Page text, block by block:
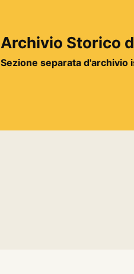
Archivio Storico
Sezione separata d'archivio